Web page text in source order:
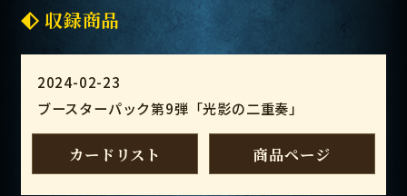
収録商品
2024-02-23
ブースターパック第9弾「光影の二重奏」
カードリスト 商品ページ